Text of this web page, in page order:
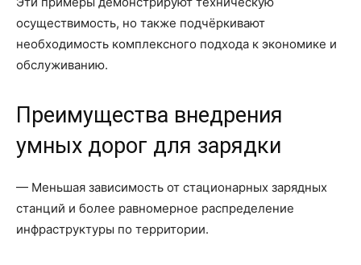
осуществимость, но также подчёркивают
необходимость комплексного подхода к экономике и
обслуживанию.
Преимущества внедрения
умных дорог для зарядки
— Меньшая зависимость от стационарных зарядных
станций и более равномерное распределение
инфраструктуры по территории.